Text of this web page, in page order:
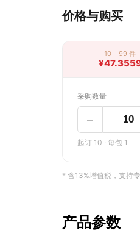
价格与购买
10 – 99 件
采购数量
−
起订 10 · 每包 1
* 含13%增值税，支持
产品参数